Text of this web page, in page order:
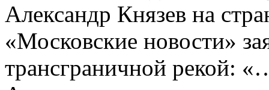
Александр Князев на
«Московские новости»
трансграничной рекой: